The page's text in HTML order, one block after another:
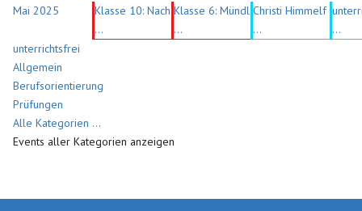
Mai 2025
Klasse 10: Nach
...
Klasse 6: Mündl
...
Christi Himmelf
...
...
unterrichtsfrei
Allgemein
Berufsorientierung
Prüfungen
Alle Kategorien ...
Events aller Kategorien anzeigen